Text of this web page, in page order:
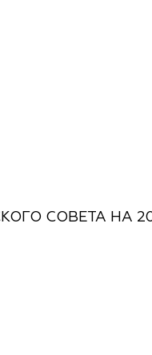
СОВЕТА НА